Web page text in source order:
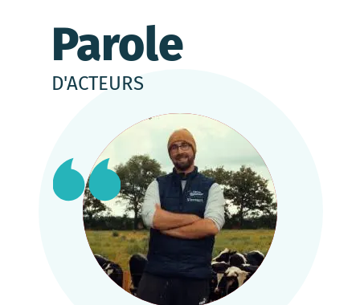
D'ACTEURS
Parole